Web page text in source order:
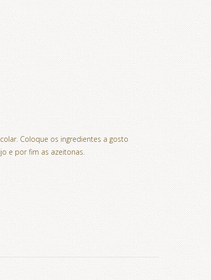
Coloque os ingredientes a gosto
e por fim as azeitonas.